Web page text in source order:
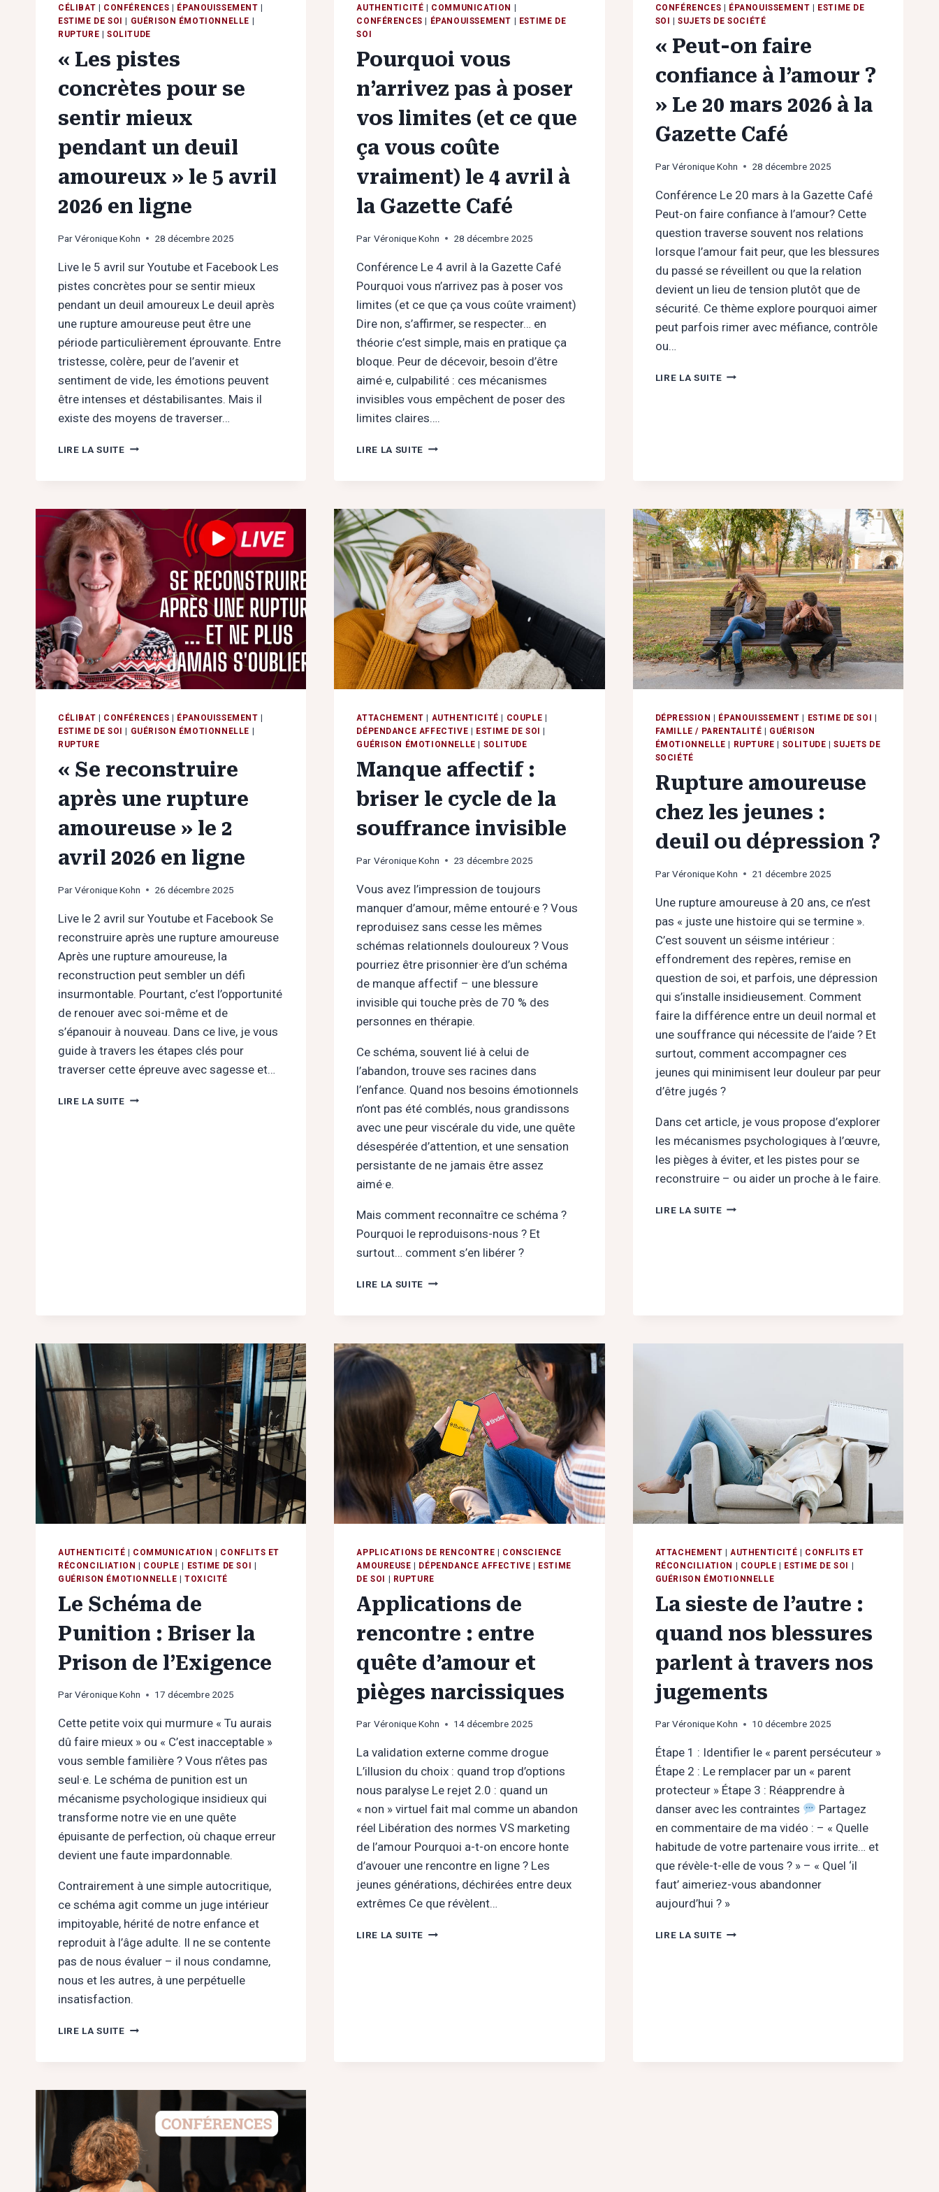
CÉLIBAT CONFÉRENCES ÉPANOUISSEMENT
ESTIME DE SOI
GUÉRISON ÉMOTIONNELLE
RUPTURE
SOLITUDE
« Les pistes
concrètes pour se
sentir mieux
pendant un deuil
amoureux » le 5 avril
2026 en ligne
ParVéronique Kohn 28 décembre 2025
Live le 5 avril sur Youtube et Facebook Les
pistes concrètes pour se sentir mieux
pendant un deuil amoureux Le deuil après
une rupture amoureuse peut être une
période particulièrement éprouvante. Entre
tristesse, colère, peur de l’avenir et
sentiment de vide, les émotions peuvent
être intenses et déstabilisantes. Mais il
existe des moyens de traverser…
LIRE LA SUITE« LES
SENTIR
MIEUX
PENDANT
UN
DEUIL
AMOUREUX »
LE
5
AVRIL
2026
EN
LIGNE
AUTHENTICITÉ COMMUNICATION
CONFÉRENCES
ÉPANOUISSEMENT
ESTIME DE
SOI
Pourquoi vous
n’arrivez pas à poser
vos limites (et ce que
ça vous coûte
vraiment) le 4 avril à
la Gazette Café
Par Véronique Kohn 28 décembre 2025
Conférence Le 4 avril à la Gazette Café
Pourquoi vous n’arrivez pas à poser vos
limites (et ce que ça vous coûte vraiment)
Dire non, s’affirmer, se respecter… en
théorie c’est simple, mais en pratique ça
bloque. Peur de décevoir, besoin d’être
aimé·e, culpabilité : ces mécanismes
invisibles vous empêchent de poser des
limites claires….
LIRE LA SUITE POURQUOI
POSER
VOS
LIMITES
(ET
CE
QUE
ÇA
VOUS
COÛTE
VRAIMENT)
LE
4
LA
GAZETTE
CONFÉRENCES ÉPANOUISSEMENT
ESTIME DE
SOI
|SUJETS DE SOCIÉTÉ
« Peut-on faire
confiance à l’amour ?
» Le 20 mars 2026 à la
Gazette Café
Par Véronique Kohn 28 décembre 2025
Conférence Le 20 mars à la Gazette Café
Peut-on faire confiance à l’amour? Cette
question traverse souvent nos relations
lorsque l’amour fait peur, que les blessures
du passé se réveillent ou que la relation
devient un lieu de tension plutôt que de
sécurité. Ce thème explore pourquoi aimer
peut parfois rimer avec méfiance, contrôle
ou…
LIRE LA SUITE« PEUT-
MARS
2026
À
LA
GAZETTE
CAFÉ
CÉLIBAT CONFÉRENCES ÉPANOUISSEMENT
ESTIME DE SOI
GUÉRISON ÉMOTIONNELLE
RUPTURE
« Se reconstruire
après une rupture
amoureuse » le 2
avril 2026 en ligne
ParVéronique Kohn 26 décembre 2025
Live le 2 avril sur Youtube et Facebook Se
reconstruire après une rupture amoureuse
Après une rupture amoureuse, la
reconstruction peut sembler un défi
insurmontable. Pourtant, c’est l’opportunité
de renouer avec soi-même et de
s’épanouir à nouveau. Dans ce live, je vous
guide à travers les étapes clés pour
traverser cette épreuve avec sagesse et…
LIRE LA SUITE« SE
ATTACHEMENT AUTHENTICITÉ COUPLE
DÉPENDANCE AFFECTIVE
ESTIME DE SOI
GUÉRISON ÉMOTIONNELLE
SOLITUDE
Manque affectif :
briser le cycle de la
souffrance invisible
Par Véronique Kohn 23 décembre 2025
Vous avez l’impression de toujours
manquer d’amour, même entouré·e ? Vous
reproduisez sans cesse les mêmes
schémas relationnels douloureux ? Vous
pourriez être prisonnier·ère d’un schéma
de manque affectif – une blessure
invisible qui touche près de 70 % des
personnes en thérapie.
Ce schéma, souvent lié à celui de
l’abandon, trouve ses racines dans
l’enfance. Quand nos besoins émotionnels
n’ont pas été comblés, nous grandissons
avec une peur viscérale du vide, une quête
désespérée d’attention, et une sensation
persistante de ne jamais être assez
aimé·e.
Mais comment reconnaître ce schéma ?
Pourquoi le reproduisons-nous ? Et
surtout… comment s’en libérer ?
LIRE LA SUITE MANQUE
CYCLE
DE
LA
SOUFFRANCE
INVISIBLE
DÉPRESSION ÉPANOUISSEMENT ESTIME DE SOI
FAMILLE / PARENTALITÉ
GUÉRISON
ÉMOTIONNELLE
RUPTURE SOLITUDE |SUJETS DE
SOCIÉTÉ
Rupture amoureuse
chez les jeunes :
deuil ou dépression ?
Par Véronique Kohn 21 décembre 2025
Une rupture amoureuse à 20 ans, ce n’est
pas « juste une histoire qui se termine ».
C’est souvent un séisme intérieur :
effondrement des repères, remise en
question de soi, et parfois, une dépression
qui s’installe insidieusement. Comment
faire la différence entre un deuil normal et
une souffrance qui nécessite de l’aide ? Et
surtout, comment accompagner ces
jeunes qui minimisent leur douleur par peur
d’être jugés ?
Dans cet article, je vous propose d’explorer
les mécanismes psychologiques à l’œuvre,
les pièges à éviter, et les pistes pour se
reconstruire – ou aider un proche à le faire.
LIRE LA SUITERUPTURE
AUTHENTICITÉ | COMMUNICATION | CONFLITS ET
RÉCONCILIATION | COUPLE | ESTIME DE SOI |
GUÉRISON ÉMOTIONNELLE |TOXICITÉ
Le Schéma de
Punition : Briser la
Prison de l’Exigence
ParVéronique Kohn 17 décembre 2025
Cette petite voix qui murmure « Tu aurais
dû faire mieux » ou « C’est inacceptable »
vous semble familière ? Vous n’êtes pas
seul·e. Le schéma de punition est un
mécanisme psychologique insidieux qui
transforme notre vie en une quête
épuisante de perfection, où chaque erreur
devient une faute impardonnable.
Contrairement à une simple autocritique,
ce schéma agit comme un juge intérieur
impitoyable, hérité de notre enfance et
reproduit à l’âge adulte. Il ne se contente
pas de nous évaluer – il nous condamne,
nous et les autres, à une perpétuelle
insatisfaction.
LIRE LA SUITELE
PRISON
DE
L’EXIGENCE
APPLICATIONS DE RENCONTRE | CONSCIENCE
AMOUREUSE | DÉPENDANCE AFFECTIVE | ESTIME
DE SOI | RUPTURE
Applications de
rencontre : entre
quête d’amour et
pièges narcissiques
Par Véronique Kohn 14 décembre 2025
La validation externe comme drogue
L’illusion du choix : quand trop d’options
nous paralyse Le rejet 2.0 : quand un
« non » virtuel fait mal comme un abandon
réel Libération des normes VS marketing
de l’amour Pourquoi a-t-on encore honte
d’avouer une rencontre en ligne ? Les
jeunes générations, déchirées entre deux
extrêmes Ce que révèlent…
LIRE LA SUITE APPLICATIONS
ATTACHEMENT | AUTHENTICITÉ | CONFLITS ET
RÉCONCILIATION | COUPLE | ESTIME DE SOI |
GUÉRISON ÉMOTIONNELLE
La sieste de l’autre :
quand nos blessures
parlent à travers nos
jugements
Par Véronique Kohn 10 décembre 2025
Étape 1 : Identifier le « parent persécuteur »
Étape 2 : Le remplacer par un « parent
protecteur » Étape 3 : Réapprendre à
danser avec les contraintes
Partagez
en commentaire de ma vidéo : – « Quelle
habitude de votre partenaire vous irrite… et
que révèle-t-elle de vous ? » – « Quel ‘il
faut’ aimeriez-vous abandonner
aujourd’hui ? »
LIRE LA SUITELA